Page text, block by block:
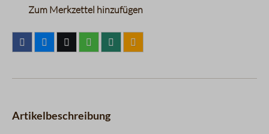
Zum Merkzettel hinzufügen
Artikelbeschreibung